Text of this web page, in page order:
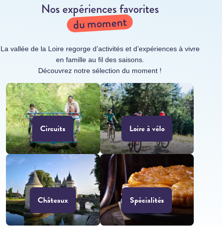
Nos expériences favorites
du moment
La vallée de la Loire regorge d’activités et d’expériences à vivre
en famille au fil des saisons.
Découvrez notre sélection du moment !
Circuits Loire à vélo
Châteaux Spécialités